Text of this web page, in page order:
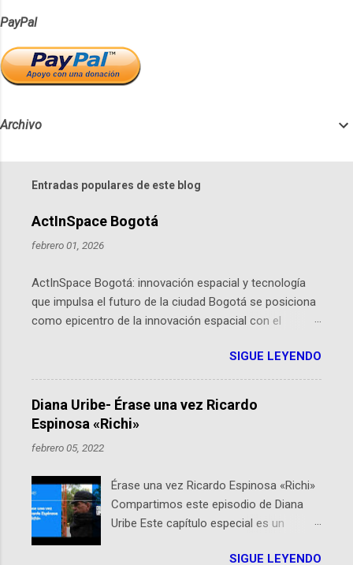
PayPal
Archivo
Entradas populares de este blog
ActInSpace Bogotá
febrero 01, 2026
ActInSpace Bogotá: innovación espacial y tecnología
que impulsa el futuro de la ciudad Bogotá se posiciona
como epicentro de la innovación espacial con el
hackathon global que convierte tecnologías de la
Agencia Espacial Europea en soluciones prácticas para
la vida cotidiana. Este evento, organizado por el
Planetario de Bogotá del Idartes y la Universidad de los
Andes, reúne a expertos como el presidente de Airbus
Colombia y líderes del sector aeroespacial para inspirar
por qué importa en Bogotá ActInSpace es una
competencia mundial que opera en más de 60
ciudades, donde participantes tienen 24 horas para
idear startups basadas en tecnologías espaciales
SIGUE LEYENDO
Diana Uribe- Érase una vez Ricardo
Espinosa «Richi»
febrero 05, 2022
Érase una vez Ricardo Espinosa «Richi»
Compartimos este episodio de Diana
Uribe Este capítulo especial es un
encuentran en el espíritu de este
SIGUE LEYENDO